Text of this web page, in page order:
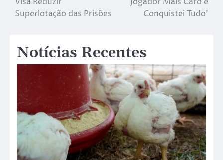
Superlotação das Prisões
Conquistei Tudo’
Notícias Recentes